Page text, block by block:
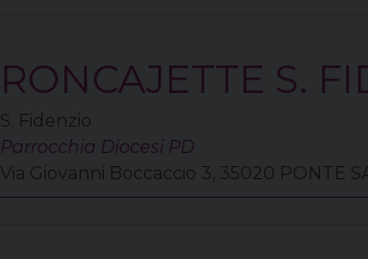
RONCAJETTE S.
S. Fidenzio
Parrocchia Diocesi PD
Via Giovanni Boccaccio 3, 35020 PONTE